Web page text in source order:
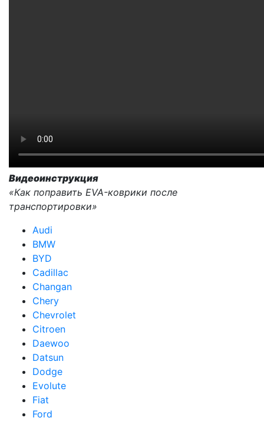
Видеоинструкция
«Как поправить EVA-коврики после
транспортировки»
Audi
BMW
BYD
Cadillac
Changan
Chery
Chevrolet
Citroen
Daewoo
Datsun
Dodge
Evolute
Fiat
Ford